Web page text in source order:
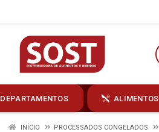
DEPARTAMENTOS ALIMENTOS
INÍCIO PROCESSADOS CONGELADOS